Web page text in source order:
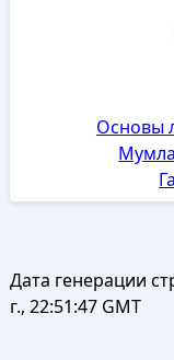
Основы
Дата генерации
г., 22:51:47 GMT